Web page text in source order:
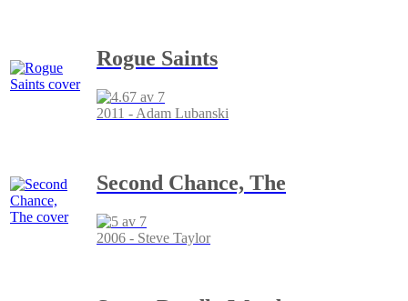
Rogue Saints
2011 - Adam Lubanski
Second Chance, The
2006 - Steve Taylor